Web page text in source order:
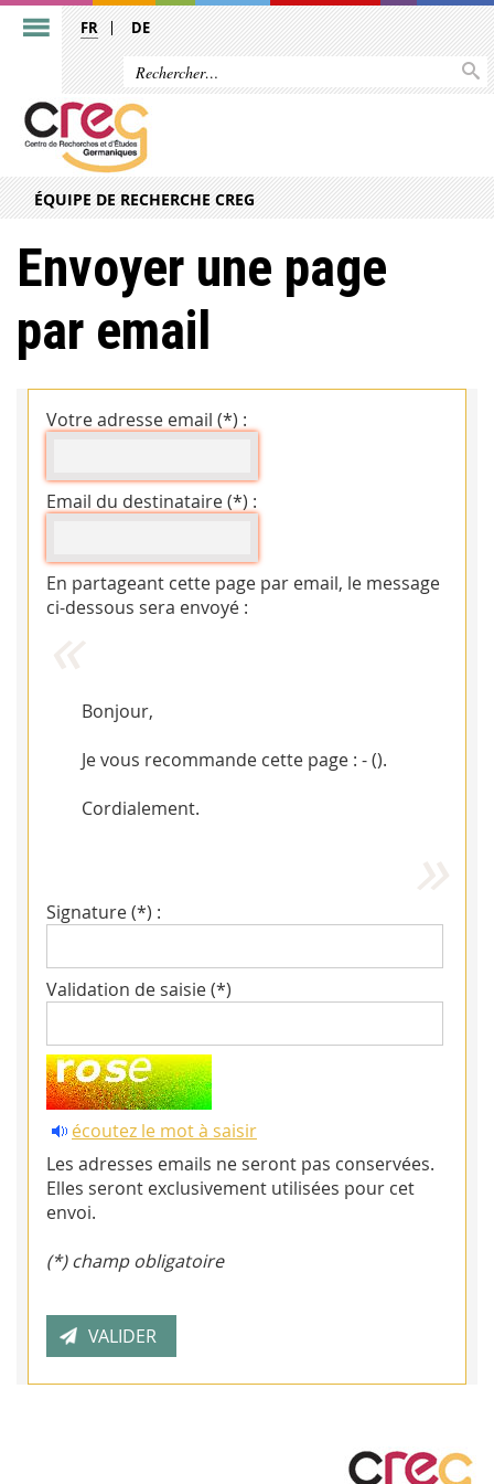
FR DE
ÉQUIPE DE RECHERCHE CREG
Envoyer une page
par email
Votre adresse email (*) :
Email du destinataire (*) :
En partageant cette page par email, le message
ci-dessous sera envoyé :
Bonjour,
Je vous recommande cette page : - ().
Cordialement.
Signature (*) :
Validation de saisie (*)
écoutez le mot à saisir
Les adresses emails ne seront pas conservées.
Elles seront exclusivement utilisées pour cet
envoi.
(*) champ obligatoire